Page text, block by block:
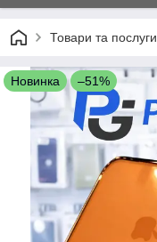
Товари та послуги
Новинка –51%